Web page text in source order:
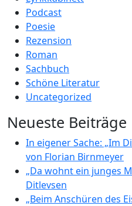
Podcast
Poesie
Rezension
Roman
Sachbuch
Schöne Literatur
Uncategorized
Neueste Beiträge
In eigener Sache: „Im
von Florian Birnmeyer
„Da wohnt ein junges
Ditlevsen
„Beim Anschüren des